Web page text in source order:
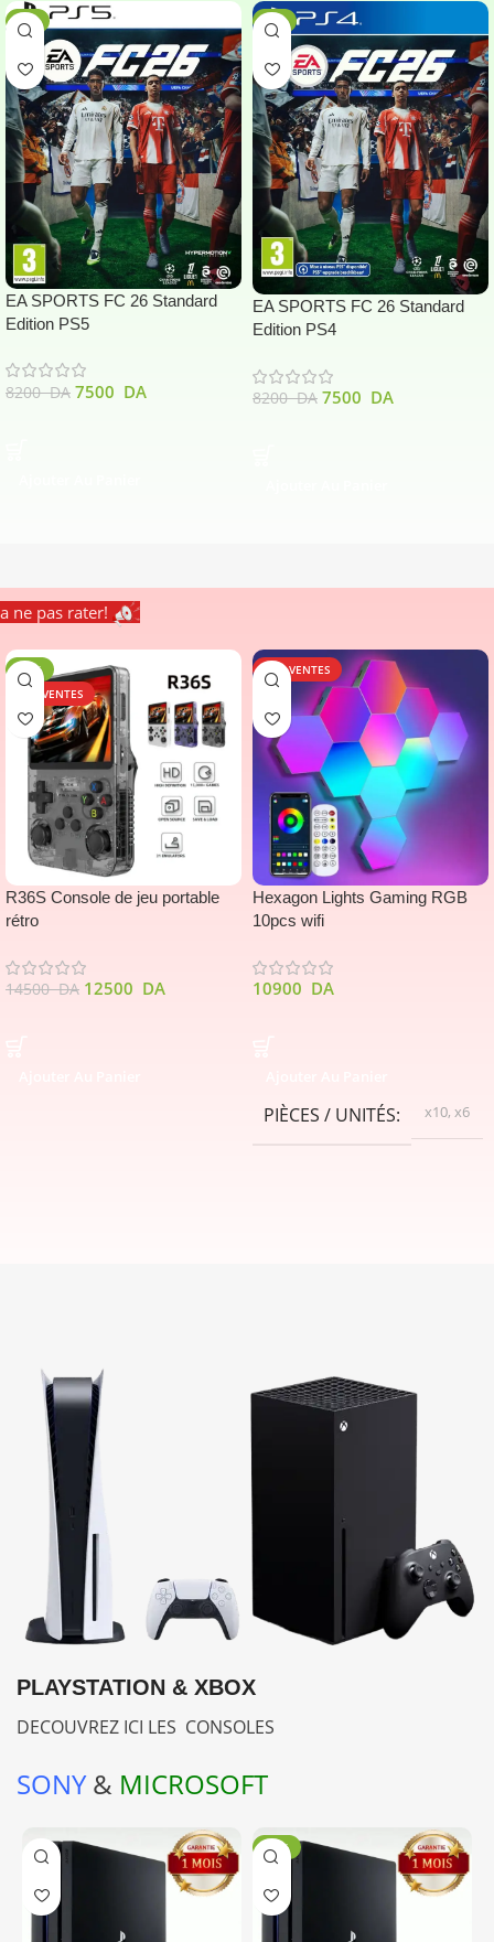
-9%
EA SPORTS FC 26 Standard
Edition PS5
8200DA 7500 DA
-9%
EA SPORTS FC 26 Standard
Edition PS4
8200DA 7500 DA
a ne pas rater!
-14%
TOP VENTES
R36S Console de jeu portable
rétro
14500DA 12500 DA
TOP VENTES
Hexagon Lights Gaming RGB
10pcs wifi
10900 DA
PIÈCES / UNITÉS x10, x6
PLAYSTATION & XBOX
DECOUVREZ ICI LES CONSOLES
SONY& MICROSOFT
-11%